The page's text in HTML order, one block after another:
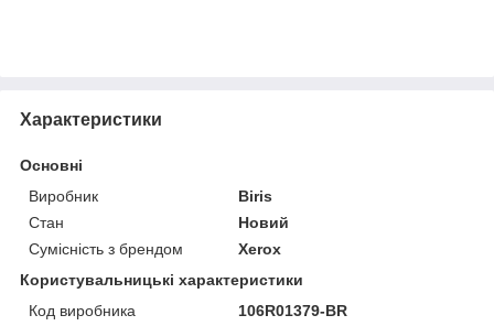
Характеристики
Основні
Виробник
Biris
Стан
Новий
Сумісність з брендом
Xerox
Користувальницькі характеристики
Код виробника
106R01379-BR